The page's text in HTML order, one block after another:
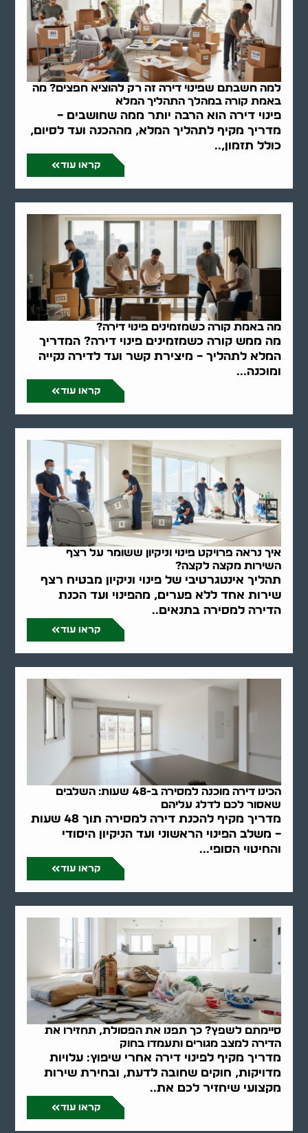
למה חשבתם שפינוי דירה זה רק להוציא חפצים? מה
באמת קורה במהלך התהליך המלא
פינוי דירה הוא הרבה יותר ממה שחושבים –
מדריך מקיף לתהליך המלא, מההכנה ועד לסיום,
כולל תזמון,..
קראו עוד
מה באמת קורה כשמזמינים פינוי דירה?
מה ממש קורה כשמזמינים פינוי דירה? המדריך
המלא לתהליך – מיצירת קשר ועד לדירה נקייה
ומוכנה...
קראו עוד
איך נראה פרויקט פינוי וניקיון ששומר על רצף
השירות מקצה לקצה?
תהליך אינטגרטיבי של פינוי וניקיון מבטיח רצף
שירות אחד ללא פערים, מהפינוי ועד הכנת
הדירה למסירה בתנאים..
קראו עוד
הכינו דירה מוכנה למסירה ב-48 שעות: השלבים
שאסור לכם לדלג עליהם
מדריך מקיף להכנת דירה למסירה תוך 48 שעות
– משלב הפינוי הראשוני ועד הניקיון היסודי
והחיטוי הסופי...
קראו עוד
סיימתם לשפץ? כך תפנו את הפסולת, תחזירו את
הדירה למצב מגורים ותעמדו בחוק
מדריך מקיף לפינוי דירה אחרי שיפוץ: עלויות
מדויקות, חוקים שחובה לדעת, ובחירת שירות
מקצועי שיחזיר לכם את..
קראו עוד